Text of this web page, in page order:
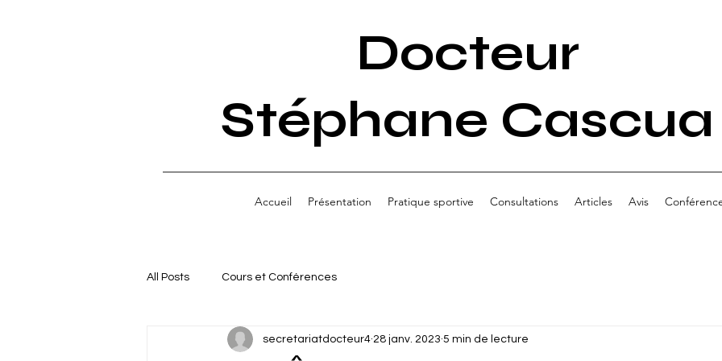
Docteur
Stéphane Cascua
Accueil Présentation Pratique sportive Consultations Articles Avis
All Posts Cours et Conférences
secretariatdocteur4 28 janv. 2023 5 min de lecture